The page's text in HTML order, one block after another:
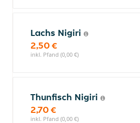
Lachs Nigiri
2,50 €
inkl. Pfand (0,00 €)
Thunfisch Nigiri
2,70 €
inkl. Pfand (0,00 €)